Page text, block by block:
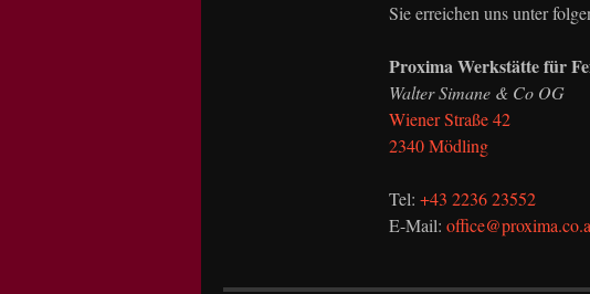
Sie erreichen uns unter
Proxima Werkstätte für
Walter Simane & Co OG
Wiener Straße 42
2340 Mödling
Tel: +43 2236 23552
E-Mail: